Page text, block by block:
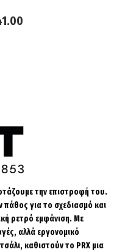
την επιστροφή του.
πάθος για το σχεδιασμό και
ρετρό εμφάνιση. Με
αλλά εργονομικό
καθιστούν το PRX μια